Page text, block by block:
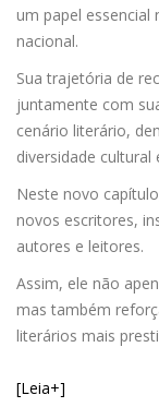
um papel essencial
nacional.
Sua trajetória de
juntamente com
cenário literário,
diversidade cultural
Neste novo
novos escritores,
autores e leitores.
Assim, ele não
mas também
literários mais
[Leia+]